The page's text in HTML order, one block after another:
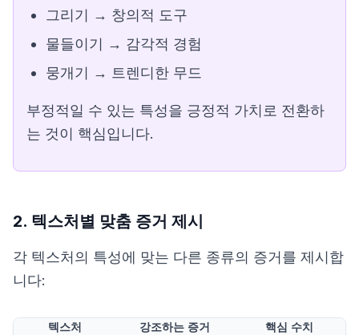
그리기 → 창의적 도구
물들이기 → 감각적 경험
뭉개기 → 트렌디한 무드
부정적일 수 있는 특성을 긍정적 가치로 전환하
는 것이 핵심입니다.
2. 텍스처별 맞춤 증거 제시
각 텍스처의 특성에 맞는 다른 종류의 증거를 제시합
니다:
텍스처 강조하는 증거
핵심 수치